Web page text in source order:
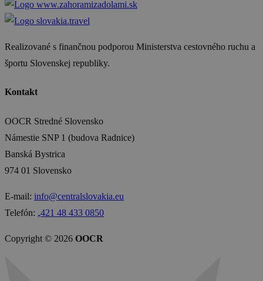
Realizované s finančnou podporou Ministerstva cestovného ruchu a
športu Slovenskej republiky.
Kontakt
OOCR Stredné Slovensko
Námestie SNP 1 (budova Radnice)
Banská Bystrica
974 01 Slovensko
E-mail: info@centralslovakia.eu
Telefón: ₊421 48 433 0850
Copyright © 2026 OOCR